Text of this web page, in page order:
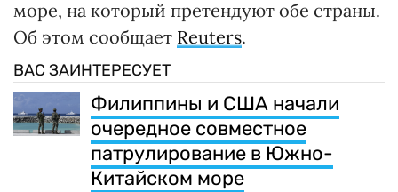
море, на который претендуют обе страны.
Об этом сообщает Reuters.
ВАС ЗАИНТЕРЕСУЕТ
Филиппины и США начали
очередное совместное
патрулирование в Южно-
Китайском море